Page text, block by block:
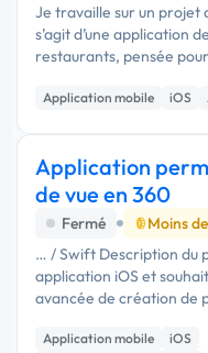
Je travaille sur un projet
s’agit d’une application
restaurants, pensée
et agréable à utiliser
n’...
Application mobile iOS
Application
de vue en 360
Fermé Moins
… / Swift Description du
application iOS et
avancée de création de
prises successivement
est le suivant : …
Application mobile
iOS